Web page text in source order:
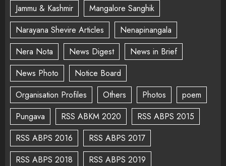
Jammu & Kashmir
Mangalore Sanghik
Narayana Shevire Articles
Nenapinangala
Nera Nota
News Digest
News in Brief
News Photo
Notice Board
Organisation Profiles
Others Photos
poem
Pungava
RSS ABKM 2020
RSS ABPS 2015
RSS ABPS 2016
RSS ABPS 2017
RSS ABPS 2018
RSS ABPS 2019